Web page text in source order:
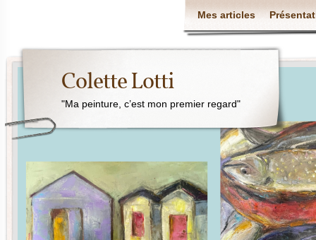
Mes articles
Colette Lotti
"Ma peinture, c’est mon premier regard"